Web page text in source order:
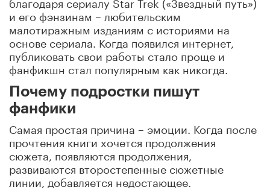
и его фэнзинам – любительским
малотиражным изданиям с историями на
основе сериала. Когда появился интернет,
публиковать свои работы стало проще и
фанфикшн стал популярным как никогда.
Почему подростки пишут
фанфики
Самая простая причина – эмоции. Когда после
прочтения книги хочется продолжения
сюжета, появляются продолжения,
развиваются второстепенные сюжетные
линии, добавляется недостающее.